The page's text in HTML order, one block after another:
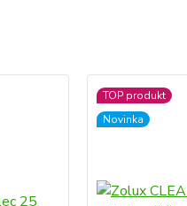
TOP produkt
Novinka